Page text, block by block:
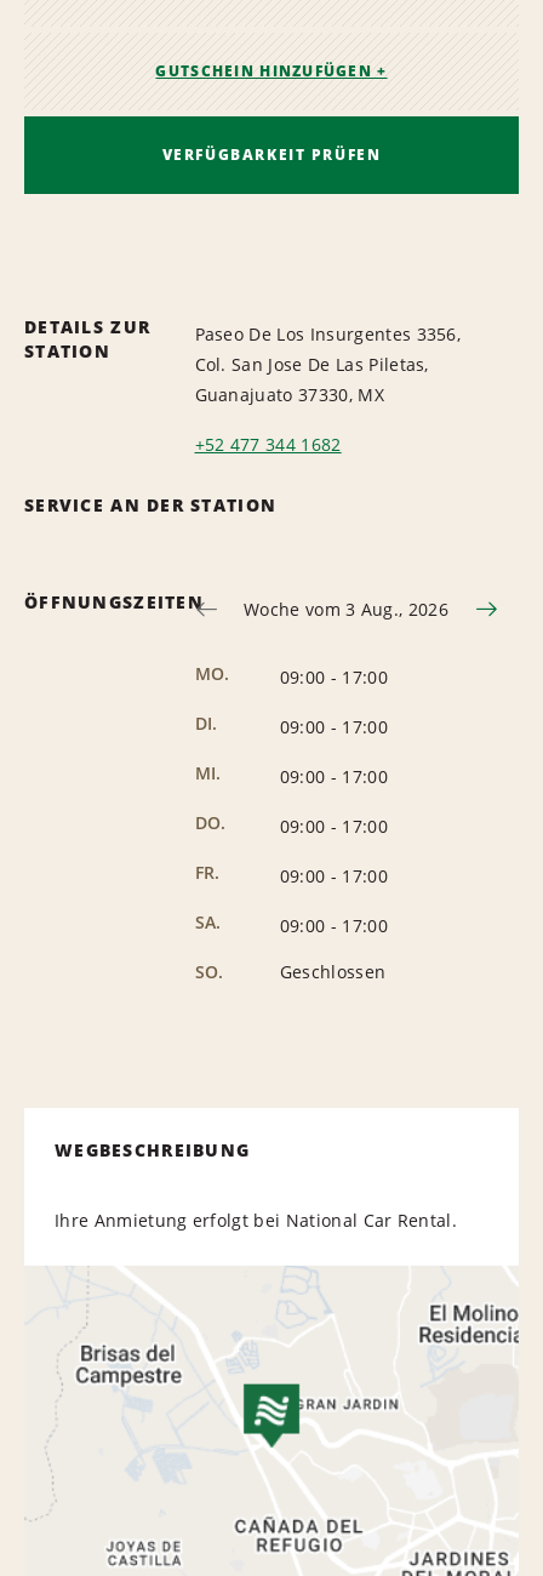
GUTSCHEIN HINZUFÜGEN +
VERFÜGBARKEIT PRÜFEN
DETAILS ZUR
STATION
Paseo De Los Insurgentes 3356,
Col. San Jose De Las Piletas,
Guanajuato 37330, MX
+52 477 344 1682
SERVICE AN DER STATION
ÖFFNUNGSZEITEN Woche vom 3 Aug., 2026
MO. 09:00 - 17:00
DI.
09:00 - 17:00
MI.
09:00 - 17:00
DO.
09:00 - 17:00
FR.
09:00 - 17:00
SA.
09:00 - 17:00
SO.
Geschlossen
WEGBESCHREIBUNG
Ihre Anmietung erfolgt bei National Car Rental.